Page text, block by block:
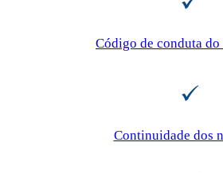
Código de conduta
Continuidade dos